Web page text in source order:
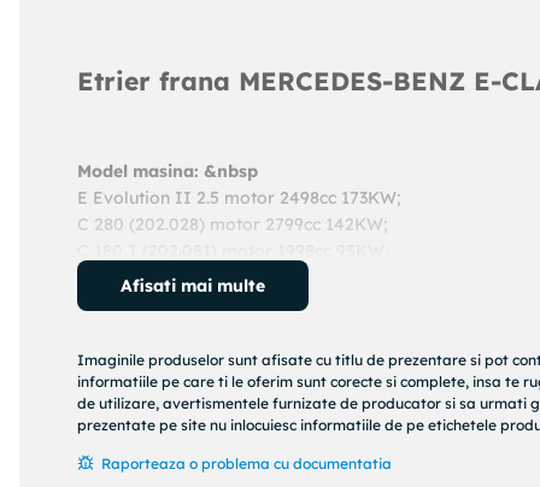
Etrier frana MERCEDES-BENZ E-
Model masina: &nbsp
E Evolution II 2.5 motor 2498cc 173KW;
C 280 (202.028) motor 2799cc 142KW;
300 CE-24 (124.061) motor 2960cc 162KW;
200 Kompressor (208.344) motor 1998cc 120KW;
E 320 (124.032) motor 3199cc 162KW;
E 200 (210.035) motor 1998cc 100KW;
An: 1995 - 2000
Cod produs:24923880365
Producator:ATE
Afisati mai multe
Imaginile produselor sunt afisate cu titlu de prezentare si pot
informatiile pe care ti le oferim sunt corecte si complete, insa te
de utilizare, avertismentele furnizate de producator si sa
prezentate pe site nu inlocuiesc informatiile de pe etichetele
Raporteaza o problema cu documentatia